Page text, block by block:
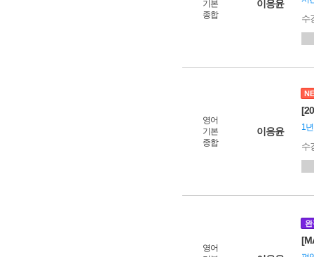
기본
종합
이응윤
수
영어
기본
종합
이응윤 1
수
영어
완